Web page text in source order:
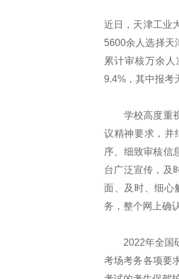
近日，天津工业
5600余人选择天
累计审核万余
9.4%，其中报考
学校高度重视
议精神要求，并
序、细致审核信
台广泛宣传，及
面、及时、细心
务，整个网上确
2022年全国研
考场考务各项要